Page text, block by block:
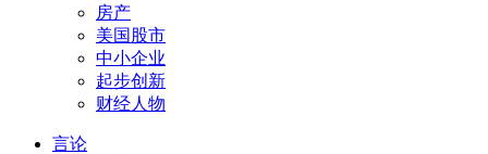
房产
美国股市
中小企业
起步创新
财经人物
言论